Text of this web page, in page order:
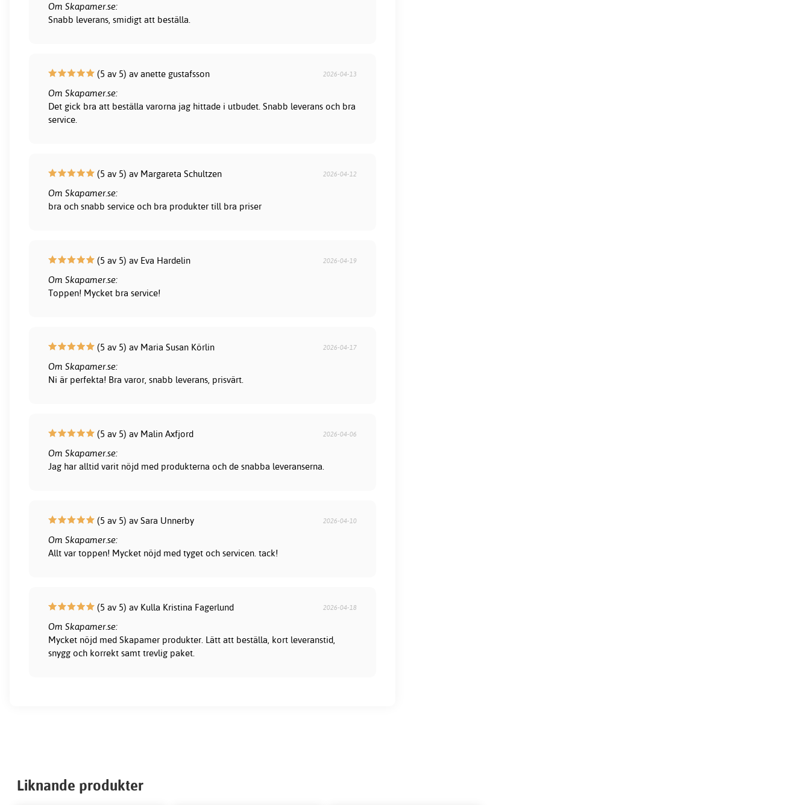
Om Skapamer.se:
Snabb leverans, smidigt att beställa.
(5 av 5) av anette gustafsson 2026-04-13
Om Skapamer.se:
Det gick bra att beställa varorna jag hittade i utbudet. Snabb leverans och bra
service.
(5 av 5) av Margareta Schultzen 2026-04-12
Om Skapamer.se:
bra och snabb service och bra produkter till bra priser
(5 av 5) av Eva Hardelin 2026-04-19
Om Skapamer.se:
Toppen! Mycket bra service!
(5 av 5) av Maria Susan Körlin 2026-04-17
Om Skapamer.se:
Ni är perfekta! Bra varor, snabb leverans, prisvärt.
(5 av 5) av Malin Axfjord 2026-04-06
Om Skapamer.se:
Jag har alltid varit nöjd med produkterna och de snabba leveranserna.
(5 av 5) av Sara Unnerby 2026-04-10
Om Skapamer.se:
Allt var toppen! Mycket nöjd med tyget och servicen. tack!
(5 av 5) av Kulla Kristina Fagerlund 2026-04-18
Om Skapamer.se:
Mycket nöjd med Skapamer produkter. Lätt att beställa, kort leveranstid,
snygg och korrekt samt trevlig paket.
Liknande produkter